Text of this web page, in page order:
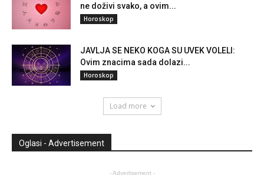
ne doživi svako, a ovim...
Horoskop
JAVLJA SE NEKO KOGA SU UVEK VOLELI:
Ovim znacima sada dolazi...
Horoskop
Load more
Oglasi - Advertisement
- Advertisement -